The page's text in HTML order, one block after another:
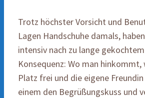
Trotz höchster Vorsicht und
Lagen Handschuhe damals,
intensiv nach zu lange
Konsequenz: Wo man
Platz frei und die eigene
einem den Begrüßungskuss und